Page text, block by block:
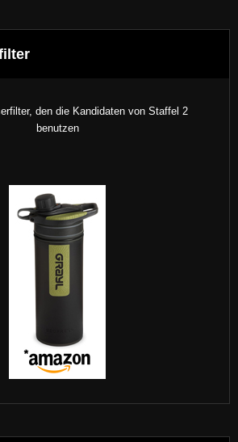
den die Kandidaten von Staffel 2
benutzen